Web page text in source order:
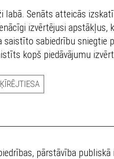
Senāts atteicās
izvērtējusi apstākļus,
sabiedrību sniegtie
kopš piedāvājumu
pārstāvība